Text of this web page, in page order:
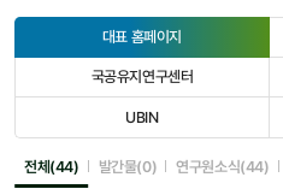
대표 홈페이지
선
택
됨
국공유지연구센터
선
택
안
됨
UBIN
선
택
안
됨
전체(44)선택됨발간물(0)선택안됨
연구원소식(44)